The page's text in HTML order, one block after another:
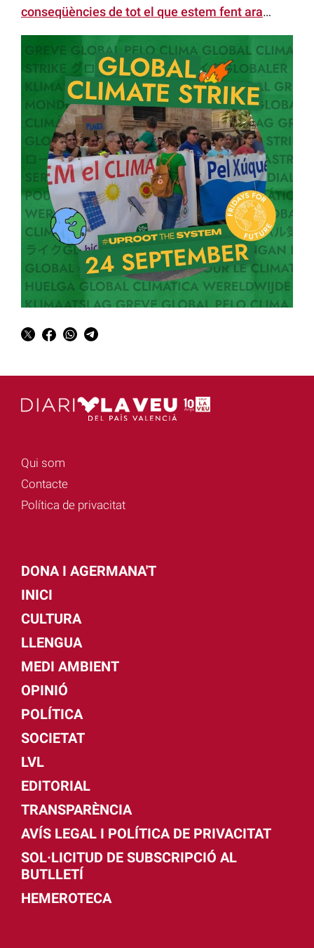
conseqüències de tot el que estem fent ara…
Qui som
Contacte
Política de privacitat
DONA I AGERMANA'T
INICI
CULTURA
LLENGUA
MEDI AMBIENT
OPINIÓ
POLÍTICA
SOCIETAT
LVL
EDITORIAL
TRANSPARÈNCIA
AVÍS LEGAL I POLÍTICA DE PRIVACITAT
SOL·LICITUD DE SUBSCRIPCIÓ AL
BUTLLETÍ
HEMEROTECA